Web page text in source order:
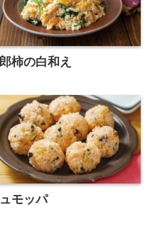
柿の白和え
モッパ